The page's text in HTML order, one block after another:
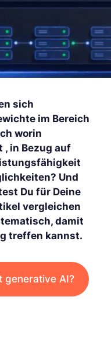
sich
im Bereich
worin
in Bezug auf
Und
Du für Deine
vergleichen
damit
treffen kannst.
generative AI?